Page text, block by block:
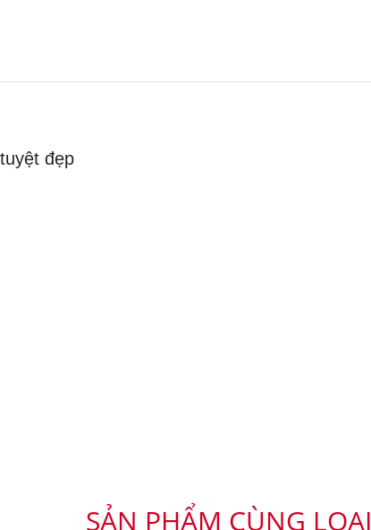
đẹp
SẢN PHẨM CÙNG LOẠI